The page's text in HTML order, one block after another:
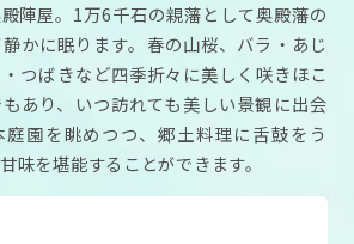
陣屋。1万6千石の親藩として奥殿藩の
かに眠ります。春の山桜、バラ・あじ
つばきなど四季折々に美しく咲きほこ
あり、いつ訪れても美しい景観に出会
庭園を眺めつつ、郷土料理に舌鼓をう
味を堪能することができます。